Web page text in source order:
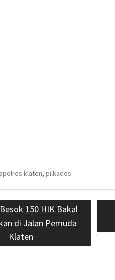
klaten, pilkades
150 HIK Bakal
di Jalan Pemuda
Klaten